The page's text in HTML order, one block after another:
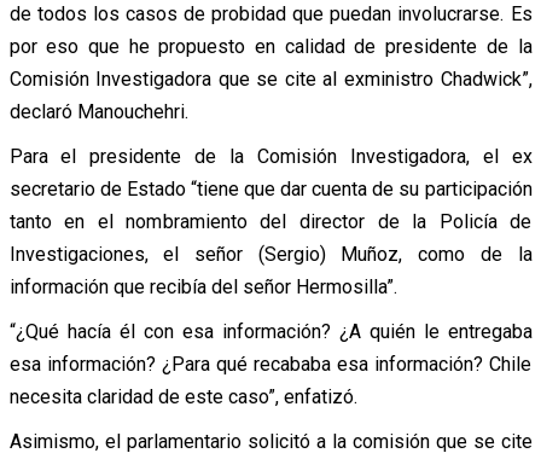
de todos los casos de probidad que puedan involucrarse. Es
por eso que he propuesto en calidad de presidente de la
Comisión Investigadora que se cite al exministro Chadwick”,
declaró Manouchehri.
Para el presidente de la Comisión Investigadora, el ex
secretario de Estado “tiene que dar cuenta de su participación
tanto en el nombramiento del director de la Policía de
Investigaciones, el señor (Sergio) Muñoz, como de la
información que recibía del señor Hermosilla”.
“¿Qué hacía él con esa información? ¿A quién le entregaba
esa información? ¿Para qué recababa esa información? Chile
necesita claridad de este caso”, enfatizó.
Asimismo, el parlamentario solicitó a la comisión que se cite